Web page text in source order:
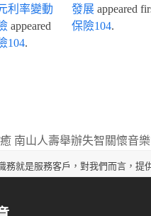
利率變動
appeared
104.
發展appeared
保險104.
南山人壽舉辦失智關懷音
務就是服務客戶，對我們而言，提